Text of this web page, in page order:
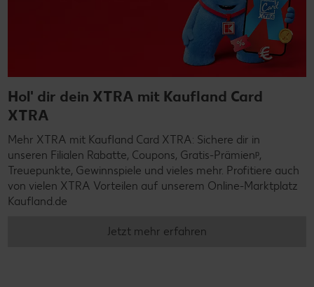
Hol' dir dein XTRA mit Kaufland Card
XTRA
Mehr XTRA mit Kaufland Card XTRA: Sichere dir in
unseren Filialen Rabatte, Coupons, Gratis-Prämienᵖ,
Treuepunkte, Gewinnspiele und vieles mehr. Profitiere auch
von vielen XTRA Vorteilen auf unserem Online-Marktplatz
Kaufland.de
Jetzt mehr erfahren